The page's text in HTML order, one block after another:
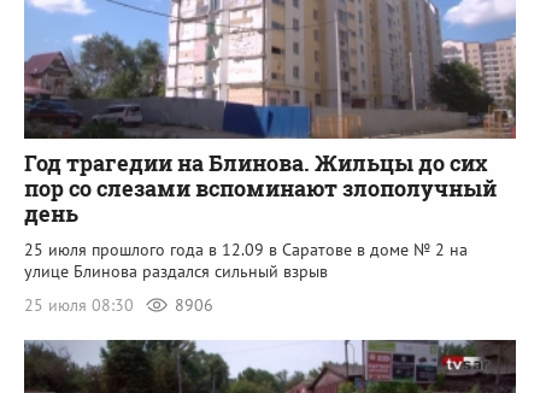
Год трагедии на Блинова. Жильцы до сих
пор со слезами вспоминают злополучный
день
25 июля прошлого года в 12.09 в Саратове в доме № 2 на
улице Блинова раздался сильный взрыв
25 июля 08:30
8906